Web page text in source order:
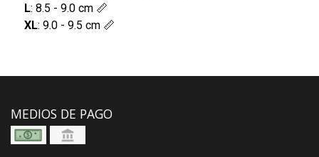
L: 8.5 - 9.0 cm 📏
XL: 9.0 - 9.5 cm 📏
MEDIOS DE PAGO